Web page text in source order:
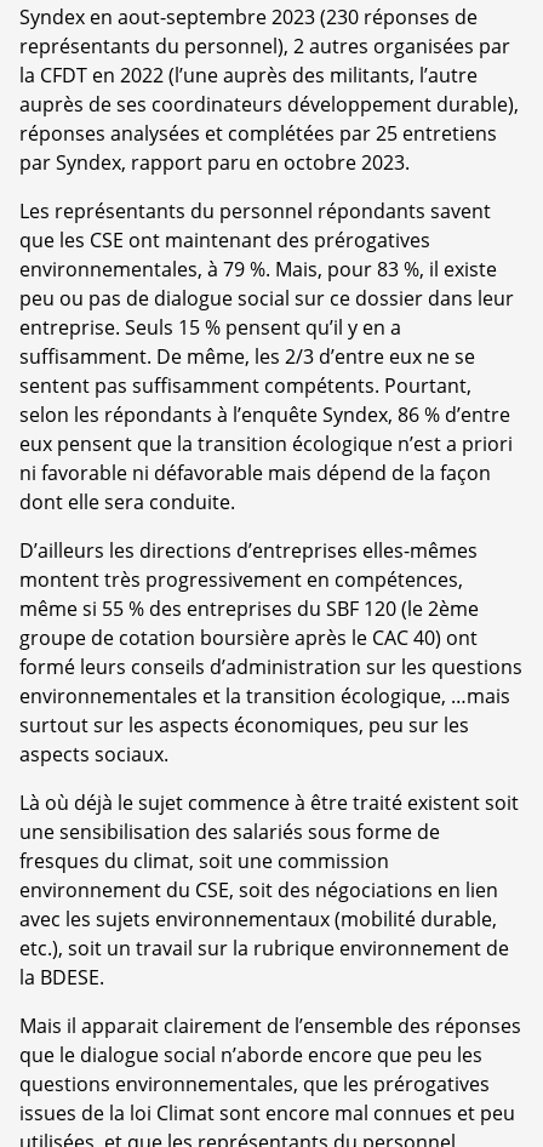
Syndex en aout-septembre 2023 (230 réponses de
représentants du personnel), 2 autres organisées par
la CFDT en 2022 (l’une auprès des militants, l’autre
auprès de ses coordinateurs développement durable),
réponses analysées et complétées par 25 entretiens
par Syndex, rapport paru en octobre 2023.
Les représentants du personnel répondants savent
que les CSE ont maintenant des prérogatives
environnementales, à 79 %. Mais, pour 83 %, il existe
peu ou pas de dialogue social sur ce dossier dans leur
entreprise. Seuls 15 % pensent qu’il y en a
suffisamment. De même, les 2/3 d’entre eux ne se
sentent pas suffisamment compétents. Pourtant,
selon les répondants à l’enquête Syndex, 86 % d’entre
eux pensent que la transition écologique n’est a priori
ni favorable ni défavorable mais dépend de la façon
dont elle sera conduite.
D’ailleurs les directions d’entreprises elles-mêmes
montent très progressivement en compétences,
même si 55 % des entreprises du SBF 120 (le 2ème
groupe de cotation boursière après le CAC 40) ont
formé leurs conseils d’administration sur les questions
environnementales et la transition écologique, …mais
surtout sur les aspects économiques, peu sur les
aspects sociaux.
Là où déjà le sujet commence à être traité existent soit
une sensibilisation des salariés sous forme de
fresques du climat, soit une commission
environnement du CSE, soit des négociations en lien
avec les sujets environnementaux (mobilité durable,
etc.), soit un travail sur la rubrique environnement de
la BDESE.
Mais il apparait clairement de l’ensemble des réponses
que le dialogue social n’aborde encore que peu les
questions environnementales, que les prérogatives
issues de la loi Climat sont encore mal connues et peu